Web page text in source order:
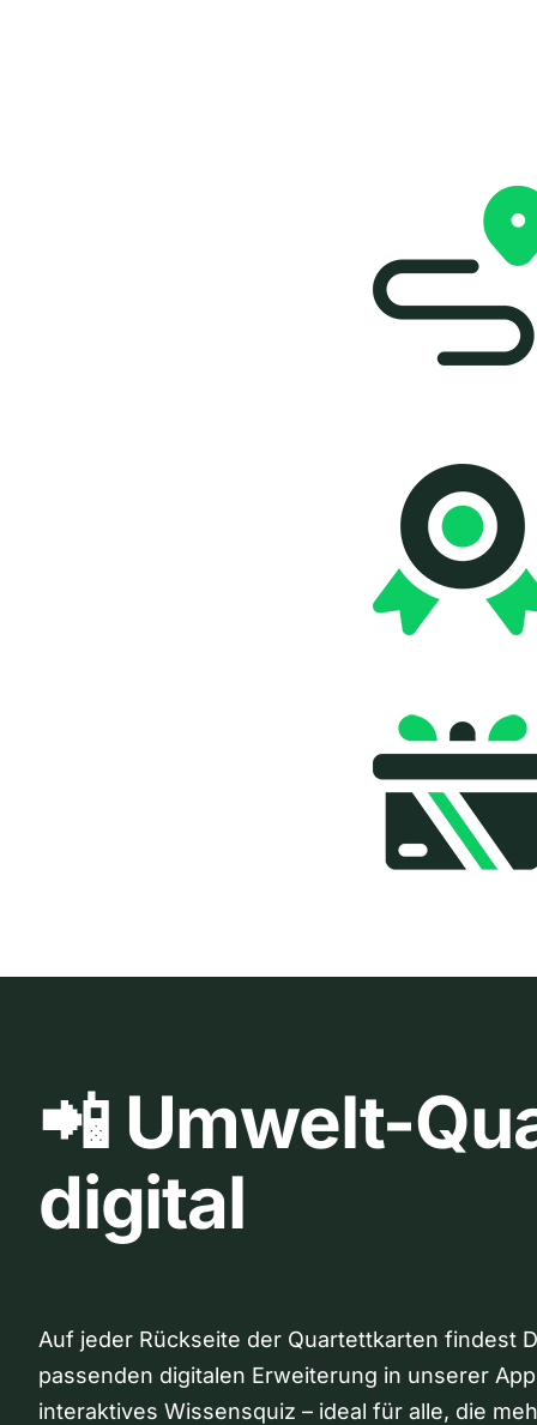
📲 Umwelt-
digital
Auf jeder Rückseite der Quartettkarten findest
passenden digitalen Erweiterung in unserer
interaktives Wissensquiz – ideal für alle, die